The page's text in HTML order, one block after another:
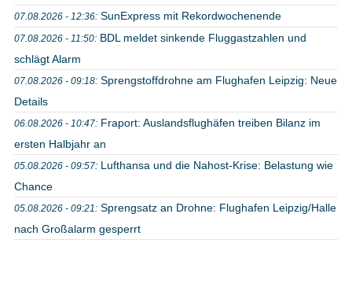
07.08.2026 - 12:36: SunExpress mit Rekordwochenende
07.08.2026 - 11:50: BDL meldet sinkende Fluggastzahlen und
schlägt Alarm
07.08.2026 - 09:18: Sprengstoffdrohne am Flughafen Leipzig: Neue
Details
06.08.2026 - 10:47: Fraport: Auslandsflughäfen treiben Bilanz im
ersten Halbjahr an
05.08.2026 - 09:57: Lufthansa und die Nahost-Krise: Belastung wie
Chance
05.08.2026 - 09:21: Sprengsatz an Drohne: Flughafen Leipzig/Halle
nach Großalarm gesperrt